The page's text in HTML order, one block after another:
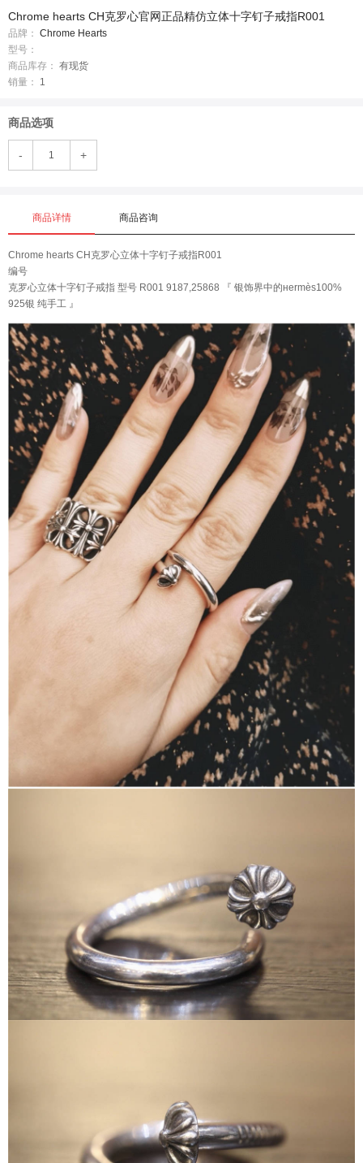
Chrome hearts CH克罗心官网正品精仿立体十字钉子戒指R001
品牌： Chrome Hearts
型号：
商品库存： 有现货
销量：
1
商品选项
- +
商品详情 商品咨询
Chrome hearts CH克罗心立体十字钉子戒指R001
编号
克罗心立体十字钉子戒指 型号 R001 9187,25868 『 银饰界中的нermès100%
925银 纯手工 』